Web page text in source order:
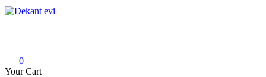
0
Your Cart